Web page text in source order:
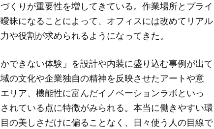
くりが重要性を増してきている。作業場所とプライ
昧になることによって、オフィスには改めてリアル
や役割が求められるようになってきた。
できない体験」を設計や内装に盛り込む事例が出て
の文化や企業独自の精神を反映させたアートや意
リア、機能性に富んだイノベーションラボといっ
れている点に特徴がみられる。本当に働きやすい環
の美しさだけに偏ることなく、日々使う人の目線で